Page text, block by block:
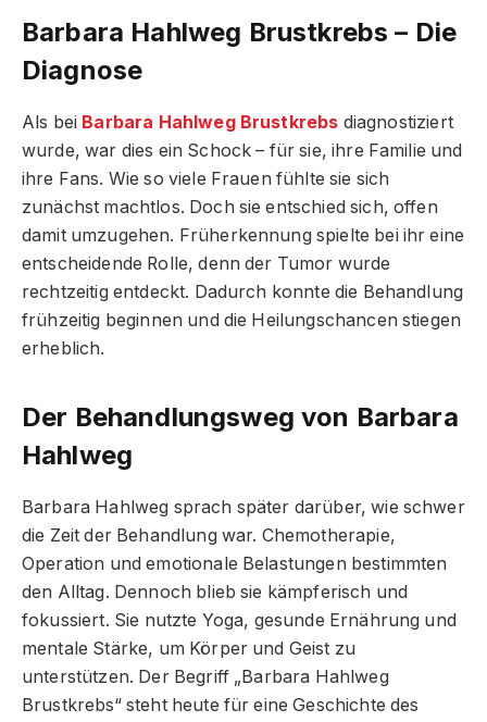
Barbara Hahlweg Brustkrebs – Die
Diagnose
Als bei Barbara Hahlweg Brustkrebs diagnostiziert
wurde, war dies ein Schock – für sie, ihre Familie und
ihre Fans. Wie so viele Frauen fühlte sie sich
zunächst machtlos. Doch sie entschied sich, offen
damit umzugehen. Früherkennung spielte bei ihr eine
entscheidende Rolle, denn der Tumor wurde
rechtzeitig entdeckt. Dadurch konnte die Behandlung
frühzeitig beginnen und die Heilungschancen stiegen
erheblich.
Der Behandlungsweg von Barbara
Hahlweg
Barbara Hahlweg sprach später darüber, wie schwer
die Zeit der Behandlung war. Chemotherapie,
Operation und emotionale Belastungen bestimmten
den Alltag. Dennoch blieb sie kämpferisch und
fokussiert. Sie nutzte Yoga, gesunde Ernährung und
mentale Stärke, um Körper und Geist zu
unterstützen. Der Begriff „Barbara Hahlweg
Brustkrebs“ steht heute für eine Geschichte des